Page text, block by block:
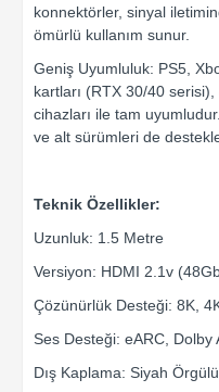
konnektörler, sinyal
ömürlü kullanım sunur.
Geniş Uyumluluk: PS5,
kartları (RTX 30/40
cihazları ile tam
ve alt sürümleri de
Teknik Özellikler:
Uzunluk: 1.5 Metre
Versiyon: HDMI 2.1v
Çözünürlük Desteği: 8K,
Ses Desteği: eARC, Dolby
Dış Kaplama: Siyah